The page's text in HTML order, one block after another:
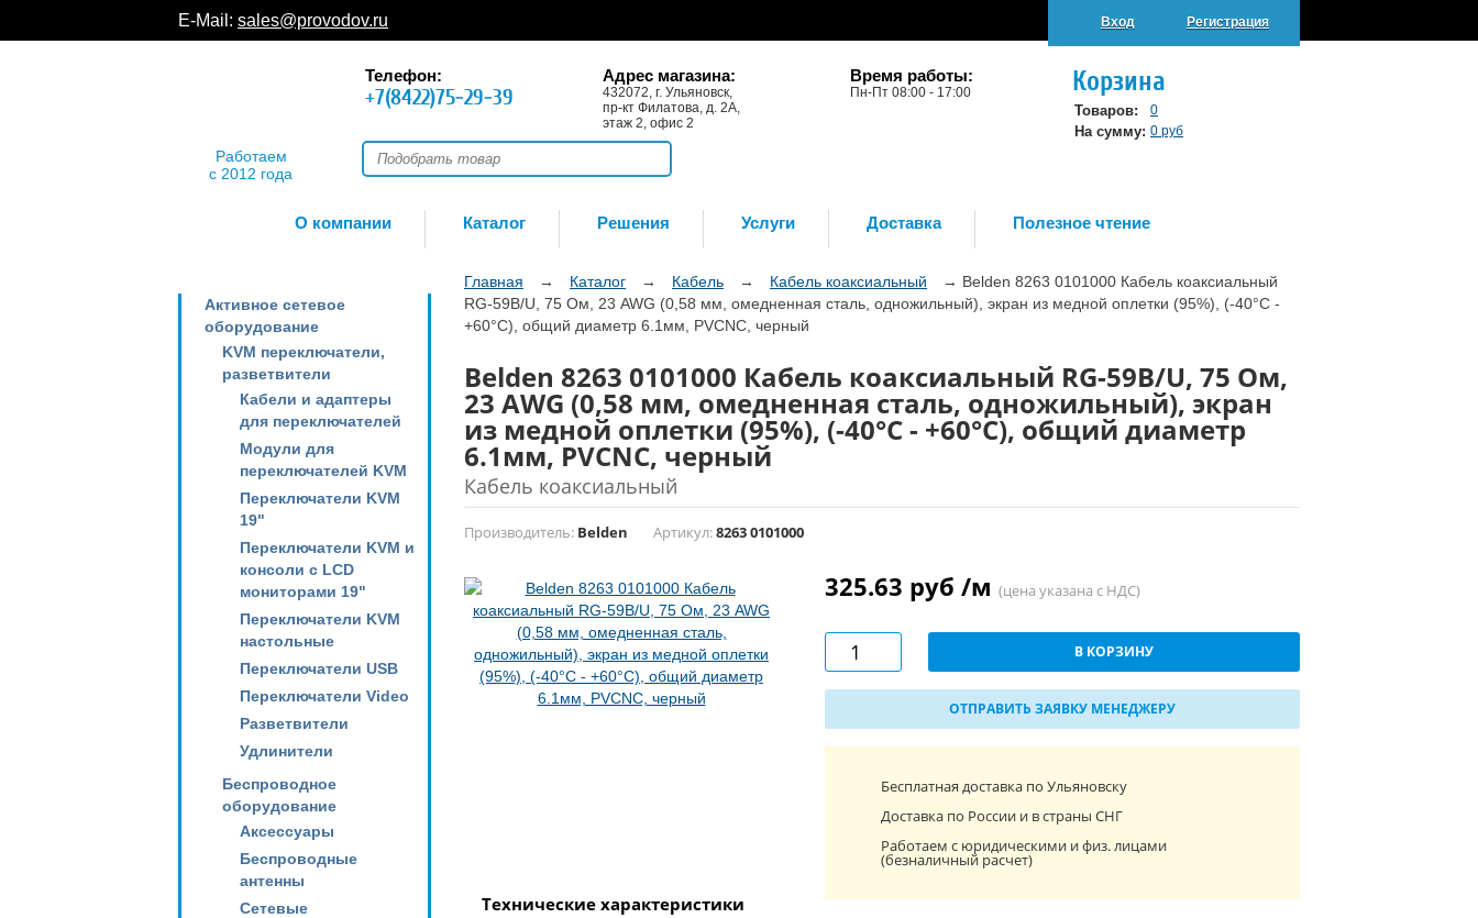
E-Mail: sales@provodov.ru Вход Регистрация
Работаем
с 2012 года
Телефон:
+7(8422)75-29-39
Адрес магазина:
432072, г. Ульяновск,
пр-кт Филатова, д. 2А,
этаж 2, офис 2
Время работы:
Пн-Пт 08:00 - 17:00 Корзина
Товаров: 0
На сумму: 0 руб
О компании Каталог Решения Услуги Доставка Полезное чтение
Активное сетевое
оборудование
KVM переключатели,
разветвители
Кабели и адаптеры
для переключателей
Модули для
переключателей KVM
Переключатели KVM
19"
Переключатели KVM и
консоли с LCD
мониторами 19"
Переключатели KVM
настольные
Переключатели USB
Переключатели Video
Разветвители
Удлинители
Беспроводное
оборудование
Аксессуары
Беспроводные
антенны
Сетевые
Главная → Каталог → Кабель → Кабель коаксиальный → Belden 8263 0101000 Кабель коаксиальный
RG-59B/U, 75 Ом, 23 AWG (0,58 мм, омедненная сталь, одножильный), экран из медной оплетки (95%), (-40°C -
+60°C), общий диаметр 6.1мм, PVCNC, черный
Belden 8263 0101000 Кабель коаксиальный RG-59B/U, 75 Ом,
23 AWG (0,58 мм, омедненная сталь, одножильный), экран
из медной оплетки (95%), (-40°C - +60°C), общий диаметр
6.1мм, PVCNC, черный
Кабель коаксиальный
Производитель: Belden Артикул:8263 0101000
325.63 руб /м (цена указана с НДС)
В КОРЗИНУ
ОТПРАВИТЬ ЗАЯВКУ МЕНЕДЖЕРУ
Бесплатная доставка по Ульяновску
Доставка по России и в страны СНГ
Работаем с юридическими и физ. лицами
(безналичный расчет)
Технические характеристики